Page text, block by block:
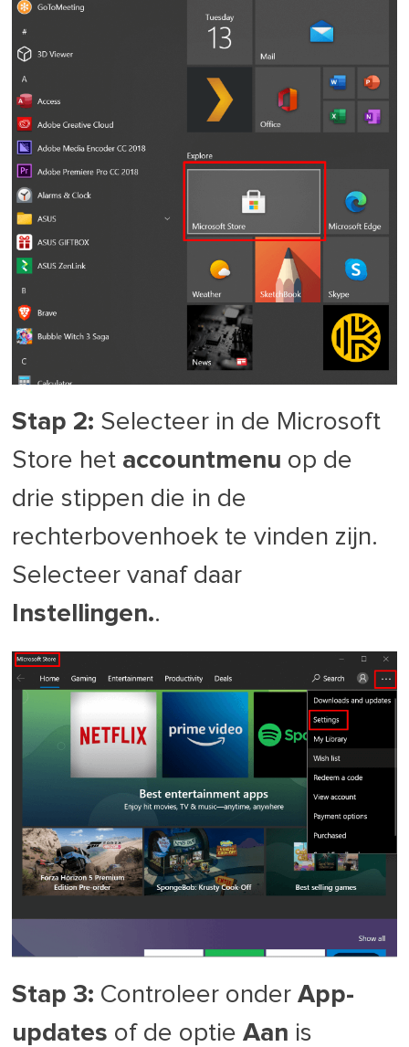
Stap 2: Selecteer in de Microsoft
Store het accountmenu op de
drie stippen die in de
rechterbovenhoek te vinden zijn.
Selecteer vanaf daar
Instellingen..
Stap 3: Controleer onderApp-
updates of de optieAan is